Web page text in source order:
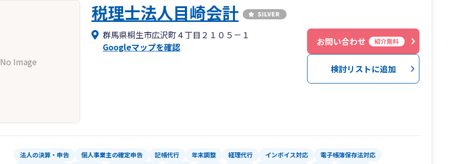
No Image
税理士法人目崎会計
群馬県桐生市広沢町４丁目２１０５－１
Googleマップを確認
お問い合わせ 紹介無料
検討リストに追加
法人の決算・申告 個人事業主の確定申告 記帳代行 年末調整 経理代行 インボイス対応
電子帳簿保存法対応